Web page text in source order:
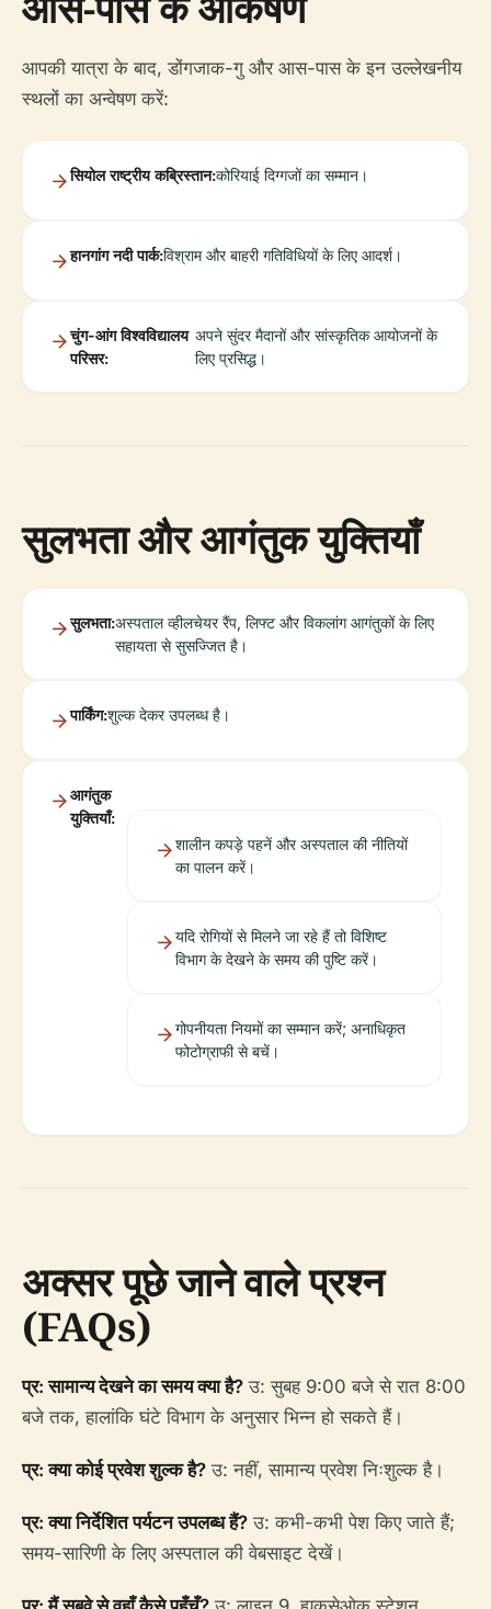
आपकी यात्रा के बाद, डोंगजाक-गु और आस-पास के इन उल्लेखनीय
स्थलों का अन्वेषण करें:
सियोल राष्ट्रीय कब्रिस्तान:कोरियाई दिग्गजों का सम्मान।
हानगांग नदी पार्क:विश्राम और बाहरी गतिविधियों के लिए आदर्श।
चुंग-आंग विश्वविद्यालय
परिसर:
अपने सुंदर मैदानों और सांस्कृतिक आयोजनों के
लिए प्रसिद्ध।
सुलभता और आगंतुक युक्तियाँ
सुलभता:अस्पताल व्हीलचेयर रैंप, लिफ्ट और विकलांग आगंतुकों के लिए
सहायता से सुसज्जित है।
पार्किंग:शुल्क देकर उपलब्ध है।
आगंतुक
युक्तियाँ:
शालीन कपड़े पहनें और अस्पताल की नीतियों
का पालन करें।
यदि रोगियों से मिलने जा रहे हैं तो विशिष्ट
विभाग के देखने के समय की पुष्टि करें।
गोपनीयता नियमों का सम्मान करें; अनाधिकृत
फोटोग्राफी से बचें।
अक्सर पूछे जाने वाले प्रश्न
(FAQs)
प्र: सामान्य देखने का समय क्या है? उ: सुबह 9:00 बजे से रात 8:00
बजे तक, हालांकि घंटे विभाग के अनुसार भिन्न हो सकते हैं।
प्र: क्या कोई प्रवेश शुल्क है? उ: नहीं, सामान्य प्रवेश निःशुल्क है।
प्र: क्या निर्देशित पर्यटन उपलब्ध हैं? उ: कभी-कभी पेश किए जाते हैं;
समय-सारिणी के लिए अस्पताल की वेबसाइट देखें।